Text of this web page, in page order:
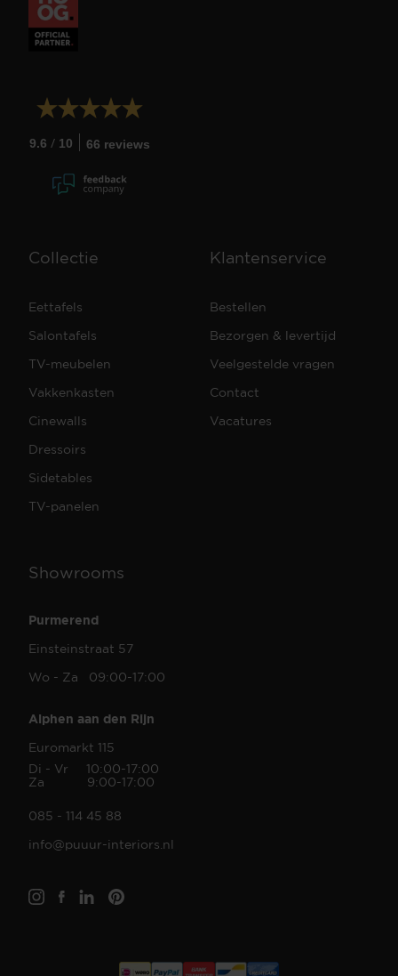
9.6 / 10 66 reviews
Collectie
Eettafels
Salontafels
TV-meubelen
Vakkenkasten
Cinewalls
Dressoirs
Sidetables
TV-panelen
Klantenservice
Bestellen
Bezorgen & levertijd
Veelgestelde vragen
Contact
Vacatures
Showrooms
Purmerend
Einsteinstraat 57
Wo - Za 09:00-17:00
Alphen aan den Rijn
Euromarkt 115
Di - Vr 10:00-17:00
Za 9:00-17:00
085 - 114 45 88
info@puuur-interiors.nl